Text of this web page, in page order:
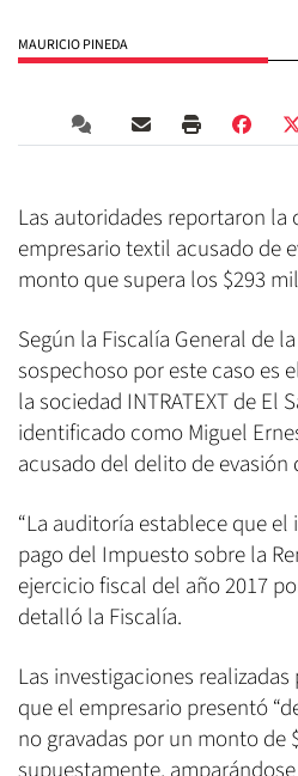
MAURICIO PINEDA
Las autoridades reportaron la
empresario textil acusado de
monto que supera los $293
Según la Fiscalía General de
sospechoso por este caso es
la sociedad INTRATEXT de El
identificado como Miguel
acusado del delito de evasión
“La auditoría establece que
pago del Impuesto sobre la
ejercicio fiscal del año 2017
detalló la Fiscalía.
Las investigaciones
que el empresario presentó
no gravadas por un monto de